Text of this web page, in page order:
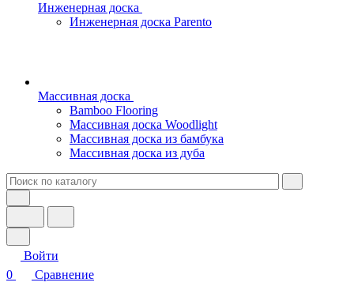
Инженерная доска
Инженерная доска Parento
Массивная доска
Bamboo Flooring
Массивная доска Woodlight
Массивная доска из бамбука
Массивная доска из дуба
Войти
0
Сравнение